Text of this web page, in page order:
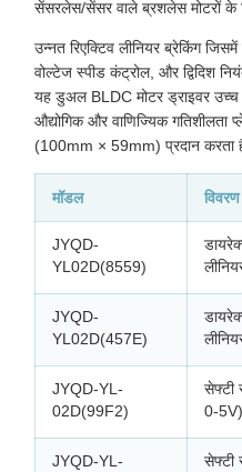
सेंसरलेस/सेंसर वाले ब्रशलेस मोटरों के
उन्नत रिएक्टिव लीनियर ब्रेकिंग
वोल्टेज स्पीड कंट्रोल, और द्विदिश
यह डुअल BLDC मोटर ड्राइवर उच्च
औद्योगिक और वाणिज्यिक गतिशीलता
(100mm × 59mm) प्रदान करता
मॉडल विवरण
JYQD-
YL02D(8559)
JYQD-
YL02D(457E)
JYQD-YL-
02D(99F2)
सेफ्टी
0-5V)
JYQD-YL-
सेफ्टी